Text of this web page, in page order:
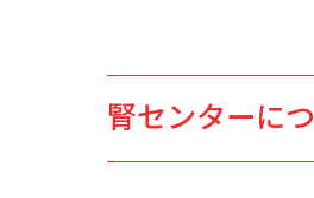
腎センターに